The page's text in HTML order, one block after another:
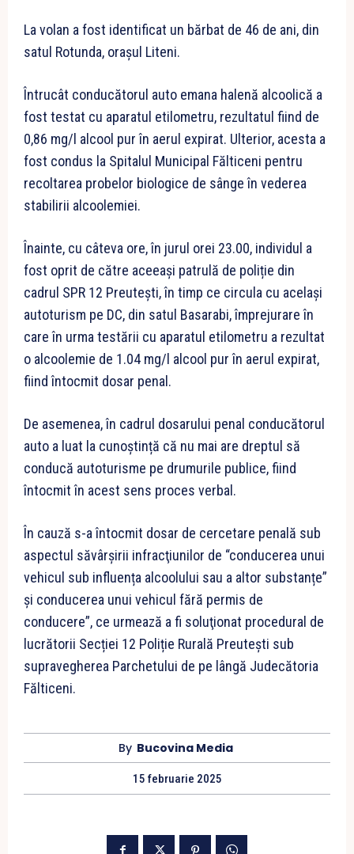
La volan a fost identificat un bărbat de 46 de ani, din
satul Rotunda, orașul Liteni.
Întrucât conducătorul auto emana halenă alcoolică a
fost testat cu aparatul etilometru, rezultatul fiind de
0,86 mg/l alcool pur în aerul expirat. Ulterior, acesta a
fost condus la Spitalul Municipal Fălticeni pentru
recoltarea probelor biologice de sânge în vederea
stabilirii alcoolemiei.
Înainte, cu câteva ore, în jurul orei 23.00, individul a
fost oprit de către aceeași patrulă de poliție din
cadrul SPR 12 Preutești, în timp ce circula cu același
autoturism pe DC, din satul Basarabi, împrejurare în
care în urma testării cu aparatul etilometru a rezultat
o alcoolemie de 1.04 mg/l alcool pur în aerul expirat,
fiind întocmit dosar penal.
De asemenea, în cadrul dosarului penal conducătorul
auto a luat la cunoștință că nu mai are dreptul să
conducă autoturisme pe drumurile publice, fiind
întocmit în acest sens proces verbal.
În cauză s-a întocmit dosar de cercetare penală sub
aspectul săvârșirii infracţiunilor de “conducerea unui
vehicul sub influența alcoolului sau a altor substanțe”
și conducerea unui vehicul fără permis de
conducere”, ce urmează a fi soluţionat procedural de
lucrătorii Secției 12 Poliție Rurală Preutești sub
supravegherea Parchetului de pe lângă Judecătoria
Fălticeni.
By Bucovina Media
15 februarie 2025